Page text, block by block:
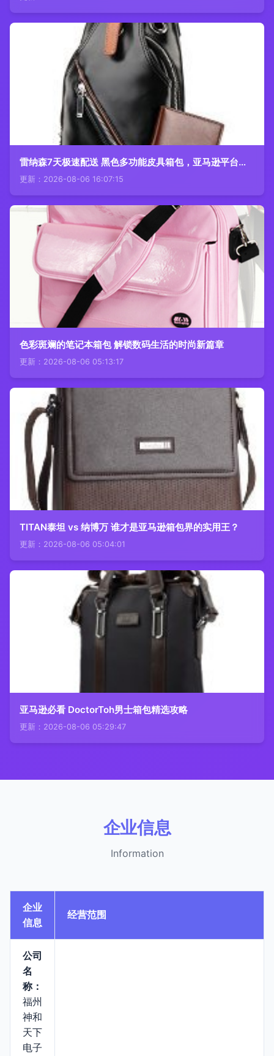
雷纳森7天极速配送 黑色多功能皮具箱包，亚马逊平台的时尚新宠
更新：2026-08-06 16:07:15
色彩斑斓的笔记本箱包 解锁数码生活的时尚新篇章
更新：2026-08-06 05:13:17
TITAN泰坦 vs 纳博万 谁才是亚马逊箱包界的实用王？
更新：2026-08-06 05:04:01
亚马逊必看 DoctorToh男士箱包精选攻略
更新：2026-08-06 05:29:47
企业信息
Information
企业
信息
经营范围
公司
名
称：
福州
神和
天下
电子